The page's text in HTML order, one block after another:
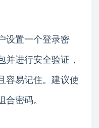
设置一个登录密
并进行安全验证，
容易记住。建议使
合密码。